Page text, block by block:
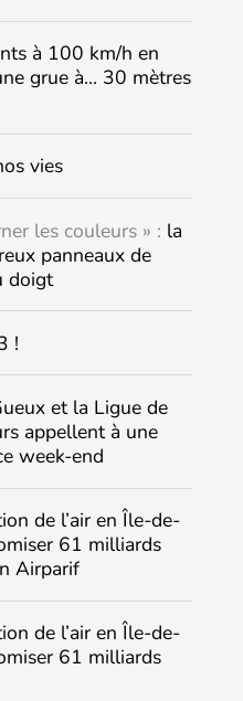
à 100 km/h en
grue à… 30 mètres
vies
les couleurs » : la
panneaux de
doigt
!
et la Ligue de
appellent à une
week-end
de l’air en Île-de-
61 milliards
Airparif
de l’air en Île-de-
61 milliards